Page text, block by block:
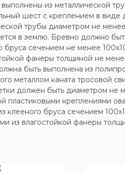
из металлической
шест с креплением в виде
трубы диаметром не
в землю. Бревно должно
бруса сечением не менее
фанеры толщиной не
быть выполнена из
металлом каната тросовой
должен быть диаметром не
пластиковыми креплениями
клееного бруса сечением
из влагостойкой фанеры